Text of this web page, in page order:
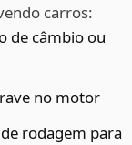
carros:
de câmbio ou
no motor
rodagem para